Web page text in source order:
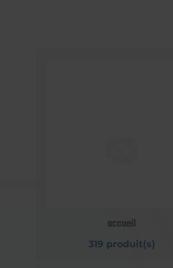
accueil
319 produit(s)